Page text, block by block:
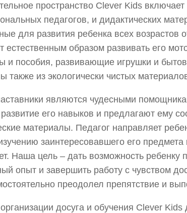
пространство Clever Kids
педагогов, и дидактических
для развития ребенка всех возрастов
естественным образом развивать его
и пособия, развивающие игрушки и
также из экологически чистых
являются чудесными
его навыков и предлагают ему
материалы. Педагог направляет
заинтересовавшего его
Наша цель – дать возможность ребенку
опыт и завершить работу с чувством
преодолел препятствие и
досуга и обучения Clever Kids